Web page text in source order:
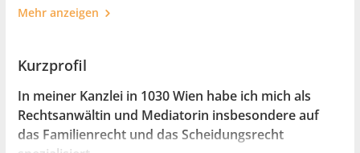
Mehr anzeigen
Kurzprofil
In meiner Kanzlei in 1030 Wien habe ich mich als
Rechtsanwältin und Mediatorin insbesondere auf
das Familienrecht und das Scheidungsrecht